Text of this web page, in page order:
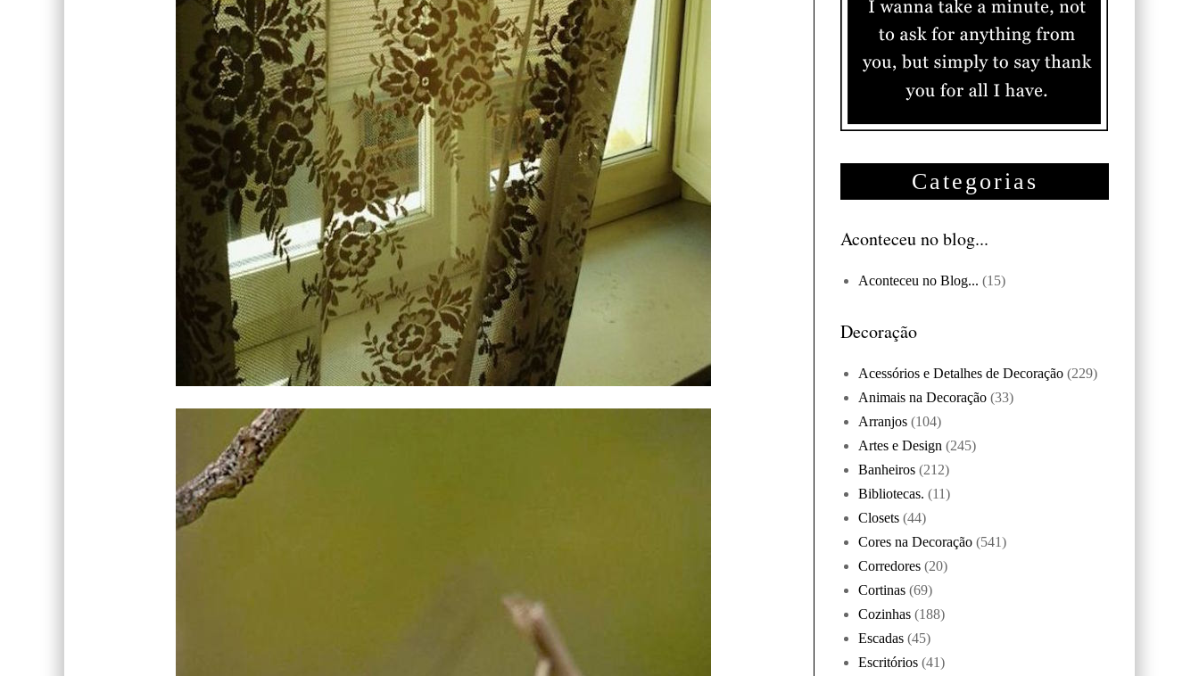
Categorias
Aconteceu no blog...
Aconteceu no Blog... (15)
Decoração
Acessórios e Detalhes de Decoração (229)
Animais na Decoração (33)
Arranjos (104)
Artes e Design (245)
Banheiros (212)
Bibliotecas. (11)
Closets (44)
Cores na Decoração (541)
Corredores (20)
Cortinas (69)
Cozinhas (188)
Escadas (45)
Escritórios (41)